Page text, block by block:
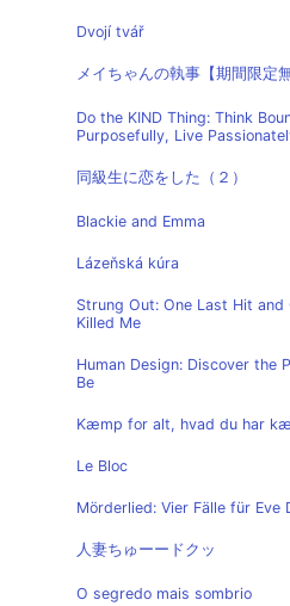
Dvojí tvář
メイちゃんの執事【期間限定無
Do the KIND Thing: Think
Purposefully, Live
同級生に恋をした（２）
Blackie and Emma
Lázeňská kúra
Strung Out: One Last Hit
Killed Me
Human Design: Discover the
Be
Kæmp for alt, hvad du har
Le Bloc
Mörderlied: Vier Fälle für Eve
人妻ちゅーードクッ
O segredo mais sombrio